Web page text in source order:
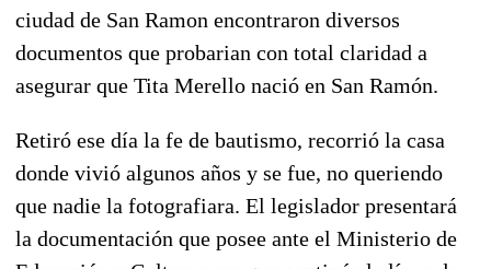
ciudad de San Ramon encontraron diversos
documentos que probarian con total claridad a
asegurar que Tita Merello nació en San Ramón.
Retiró ese día la fe de bautismo, recorrió la casa
donde vivió algunos años y se fue, no queriendo
que nadie la fotografiara. El legislador presentará
la documentación que posee ante el Ministerio de